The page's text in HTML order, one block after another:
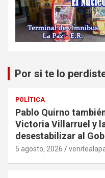
Por si te lo
POLÍTICA
Pablo Quirno
Victoria Villarruel y
desestabilizar al
5 agosto, 2026